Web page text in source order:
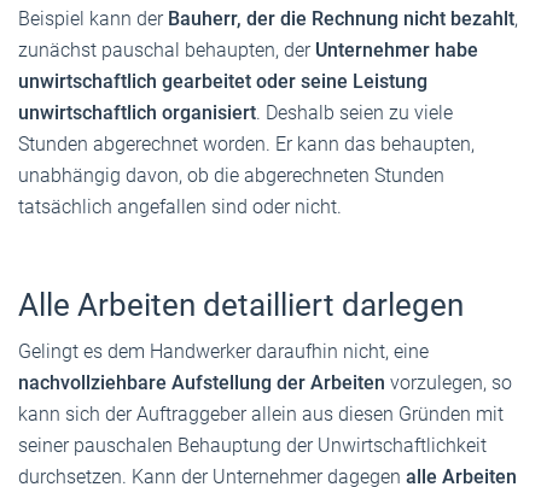
Beispiel kann der Bauherr, der die Rechnung nicht bezahlt,
zunächst pauschal behaupten, der Unternehmer habe
unwirtschaftlich gearbeitet oder seine Leistung
unwirtschaftlich organisiert. Deshalb seien zu viele
Stunden abgerechnet worden. Er kann das behaupten,
unabhängig davon, ob die abgerechneten Stunden
tatsächlich angefallen sind oder nicht.
Alle Arbeiten detailliert darlegen
Gelingt es dem Handwerker daraufhin nicht, eine
nachvollziehbare Aufstellung der Arbeiten vorzulegen, so
kann sich der Auftraggeber allein aus diesen Gründen mit
seiner pauschalen Behauptung der Unwirtschaftlichkeit
durchsetzen. Kann der Unternehmer dagegen alle Arbeiten